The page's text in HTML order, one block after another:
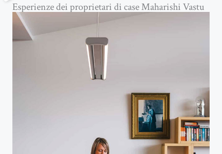
Esperienze dei proprietari di case Maharishi Vastu